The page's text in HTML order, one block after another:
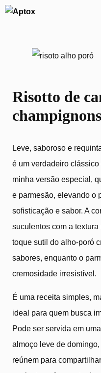
Risotto de
Risotto de
Leve, saboroso e
é um verdadeiro
minha versão especial,
e parmesão, elevando o
sofisticação e sabor. A
suculentos com a
toque sutil do alho-poró
sabores, enquanto o
cremosidade irresistível.
É uma receita simples,
ideal para quem busca
Pode ser servida em
almoço leve de
reúnem para